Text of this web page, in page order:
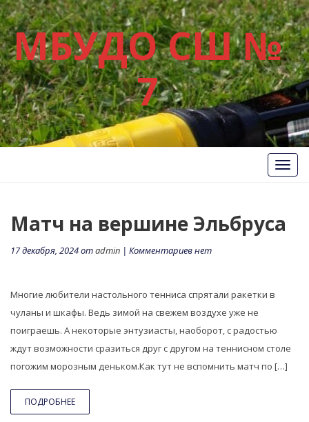
МБУДО СШ №
7
Вкл/
Выкл
Матч на вершине Эльбруса
17 декабря, 2024 отadmin | Комментариев нет
Многие любители настольного тенниса спрятали ракетки в
чуланы и шкафы. Ведь зимой на свежем воздухе уже не
поиграешь. А некоторые энтузиасты, наоборот, с радостью
ждут возможности сразиться друг с другом на теннисном столе
погожим морозным деньком.Как тут не вспомнить матч по […]
ПОДРОБНЕЕ